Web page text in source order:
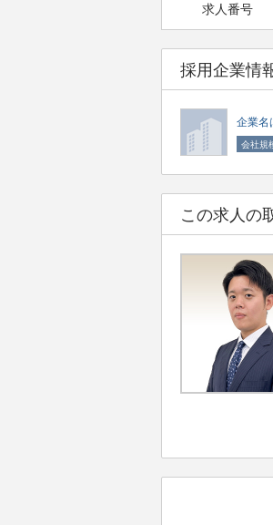
求人番号
採用企業情
企業名
会社規
この求人の